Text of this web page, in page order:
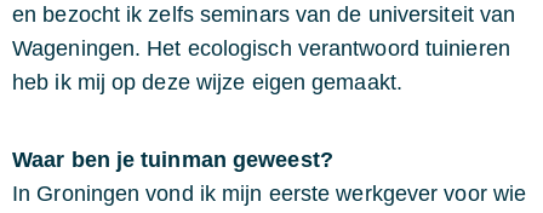
en bezocht ik zelfs seminars van de universiteit van
Wageningen. Het ecologisch verantwoord tuinieren
heb ik mij op deze wijze eigen gemaakt.
Waar ben je tuinman geweest?
In Groningen vond ik mijn eerste werkgever voor wie